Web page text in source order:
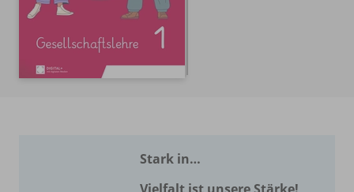
Stark in…
Vielfalt ist unsere Stärke!